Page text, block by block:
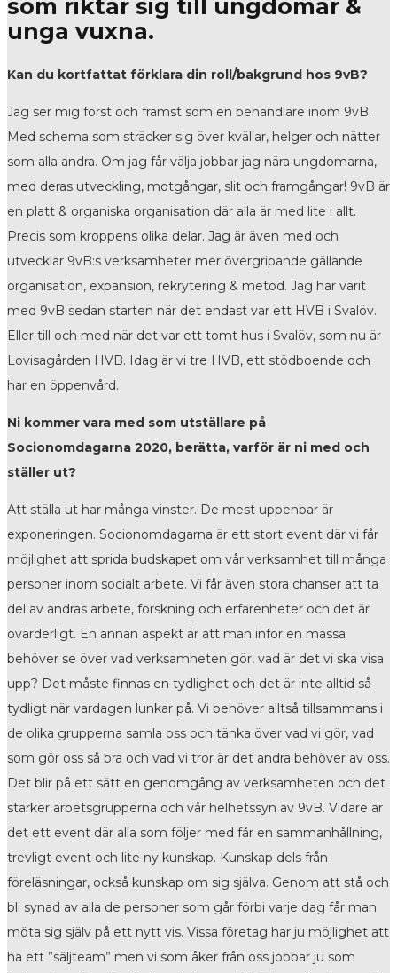
som riktar sig till ungdomar &
unga vuxna.
Kan du kortfattat förklara din roll/bakgrund hos 9vB?
Jag ser mig först och främst som en behandlare inom 9vB.
Med schema som sträcker sig över kvällar, helger och nätter
som alla andra. Om jag får välja jobbar jag nära ungdomarna,
med deras utveckling, motgångar, slit och framgångar! 9vB är
en platt & organiska organisation där alla är med lite i allt.
Precis som kroppens olika delar. Jag är även med och
utvecklar 9vB:s verksamheter mer övergripande gällande
organisation, expansion, rekrytering & metod. Jag har varit
med 9vB sedan starten när det endast var ett HVB i Svalöv.
Eller till och med när det var ett tomt hus i Svalöv, som nu är
Lovisagården HVB. Idag är vi tre HVB, ett stödboende och
har en öppenvård.
Ni kommer vara med som utställare på
Socionomdagarna 2020, berätta, varför är ni med och
ställer ut?
Att ställa ut har många vinster. De mest uppenbar är
exponeringen. Socionomdagarna är ett stort event där vi får
möjlighet att sprida budskapet om vår verksamhet till många
personer inom socialt arbete. Vi får även stora chanser att ta
del av andras arbete, forskning och erfarenheter och det är
ovärderligt. En annan aspekt är att man inför en mässa
behöver se över vad verksamheten gör, vad är det vi ska visa
upp? Det måste finnas en tydlighet och det är inte alltid så
tydligt när vardagen lunkar på. Vi behöver alltså tillsammans i
de olika grupperna samla oss och tänka över vad vi gör, vad
som gör oss så bra och vad vi tror är det andra behöver av oss.
Det blir på ett sätt en genomgång av verksamheten och det
stärker arbetsgrupperna och vår helhetssyn av 9vB. Vidare är
det ett event där alla som följer med får en sammanhållning,
trevligt event och lite ny kunskap. Kunskap dels från
föreläsningar, också kunskap om sig själva. Genom att stå och
bli synad av alla de personer som går förbi varje dag får man
möta sig själv på ett nytt vis. Vissa företag har ju möjlighet att
ha ett ”säljteam” men vi som åker från oss jobbar ju som